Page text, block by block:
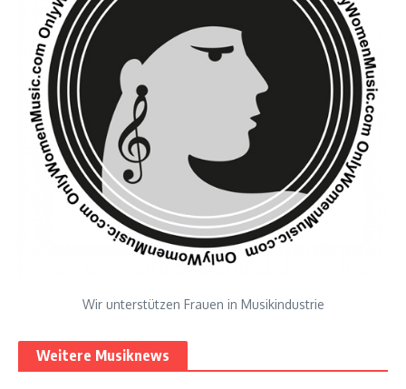
Wir unterstützen Frauen in Musikindustrie
Weitere Musiknews